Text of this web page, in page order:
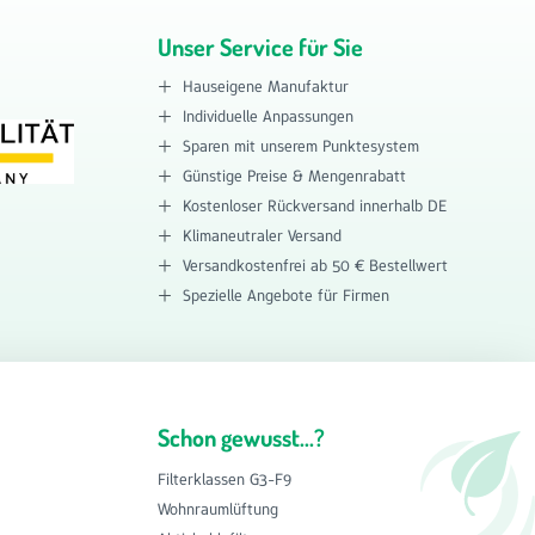
Unser Service für Sie
Hauseigene Manufaktur
Individuelle Anpassungen
Sparen mit unserem Punktesystem
Günstige Preise & Mengenrabatt
Kostenloser Rückversand innerhalb DE
Klimaneutraler Versand
Versandkostenfrei ab 50 € Bestellwert
Spezielle Angebote für Firmen
Schon gewusst...?
Filterklassen G3-F9
Wohnraumlüftung